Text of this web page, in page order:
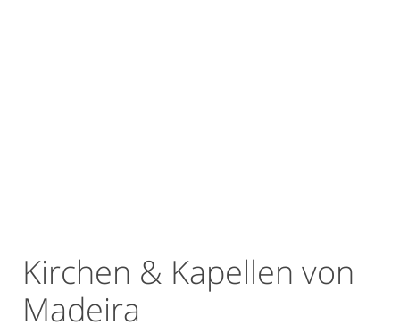
Kirchen & Kapellen von
Madeira